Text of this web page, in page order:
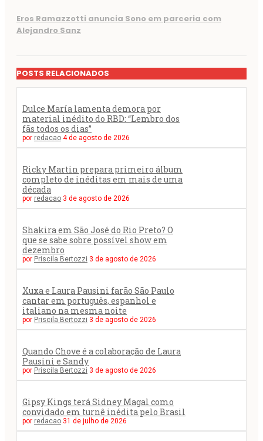
Eros Ramazzotti anuncia Sono em parceria com
Alejandro Sanz
POSTS RELACIONADOS
Dulce María lamenta demora por
material inédito do RBD: “Lembro dos
fãs todos os dias”
por redacao 4 de agosto de 2026
Ricky Martin prepara primeiro álbum
completo de inéditas em mais de uma
década
por redacao 3 de agosto de 2026
Shakira em São José do Rio Preto? O
que se sabe sobre possível show em
dezembro
por Priscila Bertozzi 3 de agosto de 2026
Xuxa e Laura Pausini farão São Paulo
cantar em português, espanhol e
italiano na mesma noite
por Priscila Bertozzi 3 de agosto de 2026
Quando Chove é a colaboração de Laura
Pausini e Sandy
por Priscila Bertozzi 3 de agosto de 2026
Gipsy Kings terá Sidney Magal como
convidado em turnê inédita pelo Brasil
por redacao 31 de julho de 2026